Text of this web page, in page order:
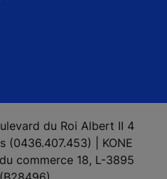
du Roi Albert II 4
(0436.407.453) | KONE
commerce 18, L-3895